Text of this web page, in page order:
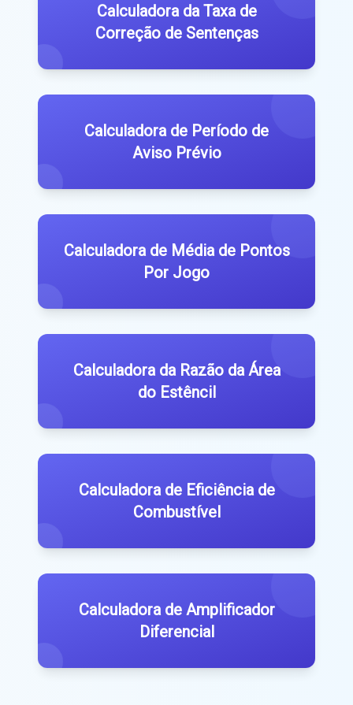
Calculadora da Taxa de
Correção de Sentenças
Calculadora de Período de
Aviso Prévio
Calculadora de Média de Pontos
Por Jogo
Calculadora da Razão da Área
do Estêncil
Calculadora de Eficiência de
Combustível
Calculadora de Amplificador
Diferencial